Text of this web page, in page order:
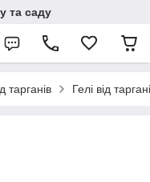
та саду
тарганів Гелі від